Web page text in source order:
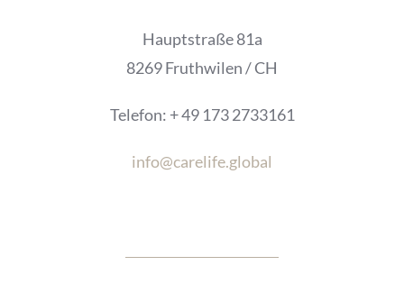
Hauptstraße 81a
8269 Fruthwilen / CH
Telefon: + 49 173 2733161
info@carelife.global